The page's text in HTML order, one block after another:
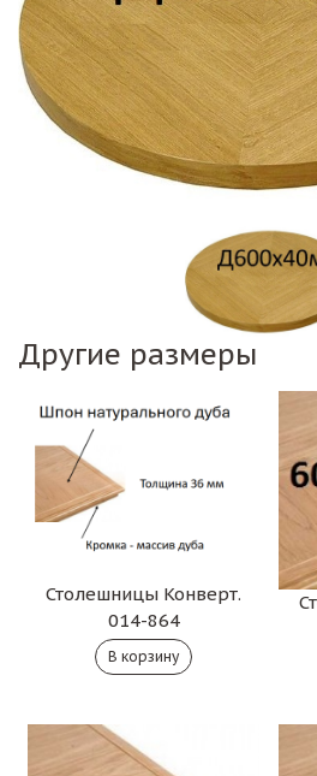
Другие размеры
Столешницы Конверт.
014-864